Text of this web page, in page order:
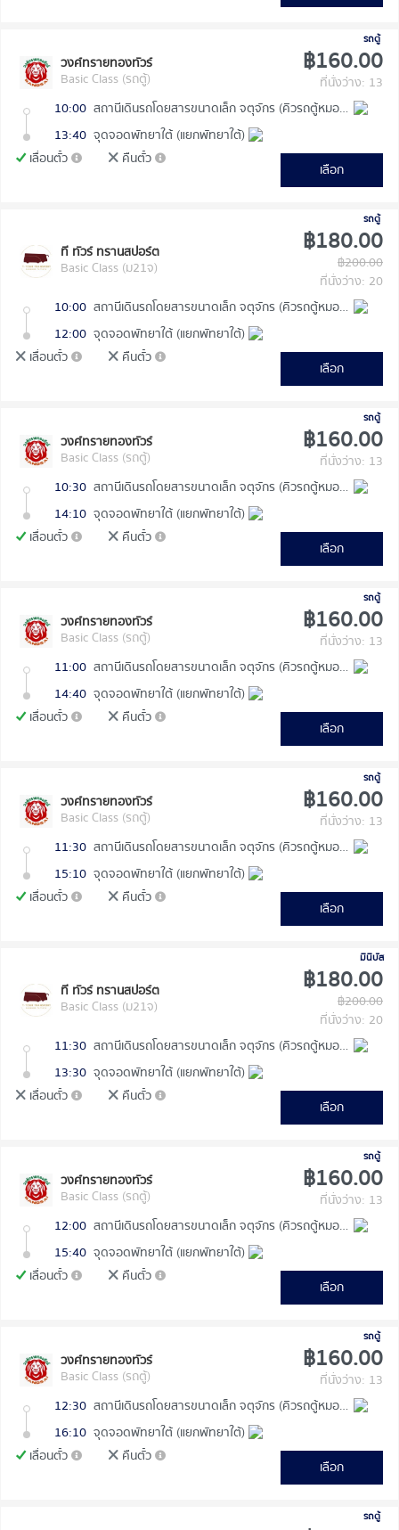
รถตู้
วงศ์ทรายทองทัวร์
Basic Class (รถตู้)
฿160.00
ที่นั่งว่าง: 13
10:00
สถานีเดินรถโดยสารขนาดเล็ก จตุจักร (คิวรถตู้หมอชิต 2)
13:40 จุดจอดพัทยาใต้ (แยกพัทยาใต้)
เลื่อนตั๋ว
คืนตั๋ว
เลือก
รถตู้
ที ทัวร์ ทรานสปอร์ต
Basic Class (ม21จ)
฿180.00
฿200.00
ที่นั่งว่าง: 20
10:00
สถานีเดินรถโดยสารขนาดเล็ก จตุจักร (คิวรถตู้หมอชิต 2)
12:00 จุดจอดพัทยาใต้ (แยกพัทยาใต้)
เลื่อนตั๋ว
คืนตั๋ว
เลือก
รถตู้
วงศ์ทรายทองทัวร์
Basic Class (รถตู้)
฿160.00
ที่นั่งว่าง: 13
10:30
สถานีเดินรถโดยสารขนาดเล็ก จตุจักร (คิวรถตู้หมอชิต 2)
14:10 จุดจอดพัทยาใต้ (แยกพัทยาใต้)
เลื่อนตั๋ว
คืนตั๋ว
เลือก
รถตู้
วงศ์ทรายทองทัวร์
Basic Class (รถตู้)
฿160.00
ที่นั่งว่าง: 13
11:00
สถานีเดินรถโดยสารขนาดเล็ก จตุจักร (คิวรถตู้หมอชิต 2)
14:40 จุดจอดพัทยาใต้ (แยกพัทยาใต้)
เลื่อนตั๋ว
คืนตั๋ว
เลือก
รถตู้
วงศ์ทรายทองทัวร์
Basic Class (รถตู้)
฿160.00
ที่นั่งว่าง: 13
11:30
สถานีเดินรถโดยสารขนาดเล็ก จตุจักร (คิวรถตู้หมอชิต 2)
15:10 จุดจอดพัทยาใต้ (แยกพัทยาใต้)
เลื่อนตั๋ว
คืนตั๋ว
เลือก
มินิบัส
ที ทัวร์ ทรานสปอร์ต
Basic Class (ม21จ)
฿180.00
฿200.00
ที่นั่งว่าง: 20
11:30
สถานีเดินรถโดยสารขนาดเล็ก จตุจักร (คิวรถตู้หมอชิต 2)
13:30 จุดจอดพัทยาใต้ (แยกพัทยาใต้)
เลื่อนตั๋ว
คืนตั๋ว
เลือก
รถตู้
วงศ์ทรายทองทัวร์
Basic Class (รถตู้)
฿160.00
ที่นั่งว่าง: 13
12:00
สถานีเดินรถโดยสารขนาดเล็ก จตุจักร (คิวรถตู้หมอชิต 2)
15:40 จุดจอดพัทยาใต้ (แยกพัทยาใต้)
เลื่อนตั๋ว
คืนตั๋ว
เลือก
รถตู้
วงศ์ทรายทองทัวร์
Basic Class (รถตู้)
฿160.00
ที่นั่งว่าง: 13
12:30
สถานีเดินรถโดยสารขนาดเล็ก จตุจักร (คิวรถตู้หมอชิต 2)
16:10 จุดจอดพัทยาใต้ (แยกพัทยาใต้)
เลื่อนตั๋ว
คืนตั๋ว
เลือก
รถตู้